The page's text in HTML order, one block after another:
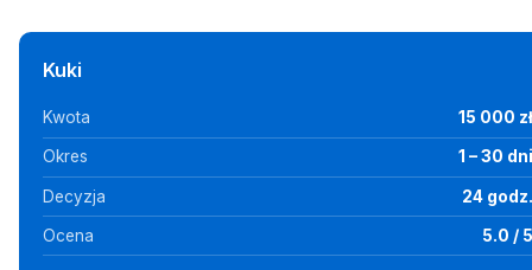
Kuki
Kwota 15 000 zł
Okres 1 – 30 dni
Decyzja 24 godz.
Ocena 5.0 / 5